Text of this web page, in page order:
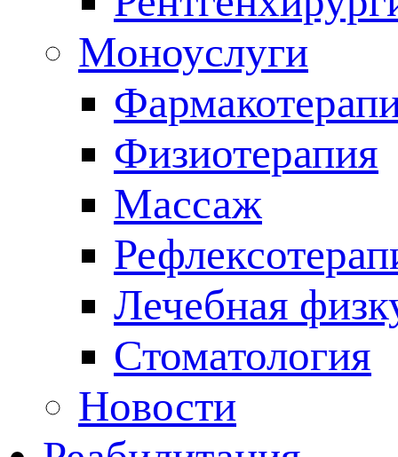
Моноуслуги
Физиотерапия
Массаж
Лечебная
Стоматология
Новости